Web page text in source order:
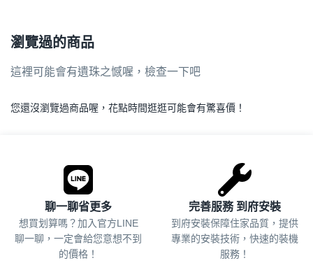
瀏覽過的商品
這裡可能會有遺珠之憾喔，檢查一下吧
您還沒瀏覽過商品喔，花點時間逛逛可能會有驚喜價！
聊一聊省更多
想買划算嗎？加入官方LINE
聊一聊，一定會給您意想不到
的價格！
完善服務 到府安裝
到府安裝保障住家品質，提供
專業的安裝技術，快速的裝機
服務！